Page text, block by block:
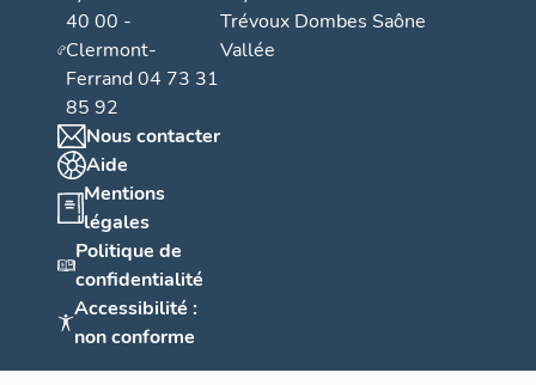
40 00 -
Clermont-
Ferrand 04 73 31
85 92
Nous contacter
Aide
Mentions
légales
Politique de
confidentialité
Accessibilité :
non conforme
Trévoux Dombes Saône
Vallée